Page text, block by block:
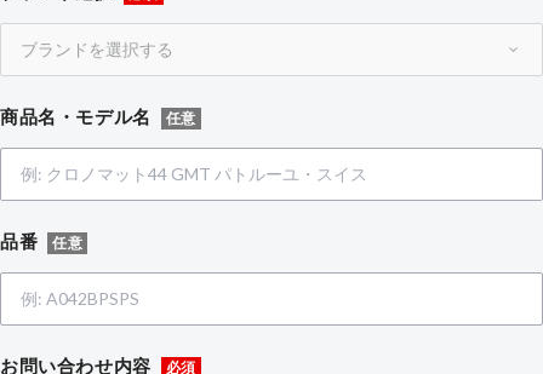
商品名・モデル名 任意
品番 任意
お問い合わせ内容 必須